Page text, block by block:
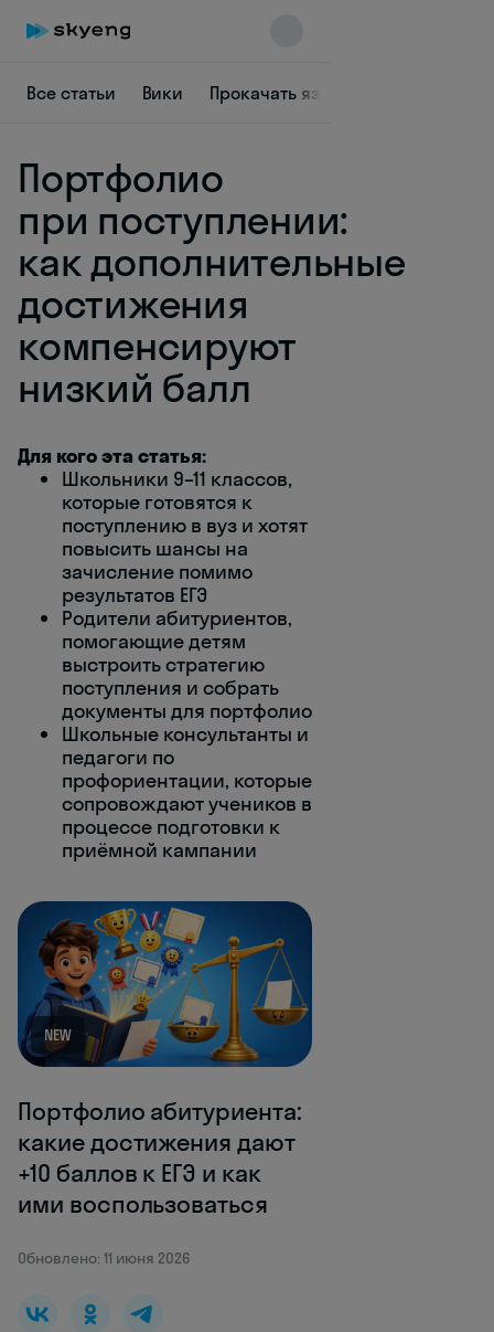
Все статьи Вики Прокачать язык
Портфолио
при поступлении:
как дополнительные
достижения
компенсируют
низкий балл
Для кого эта статья:
Школьники 9–11 классов,
которые готовятся к
поступлению в вуз и хотят
повысить шансы на
зачисление помимо
результатов ЕГЭ
Родители абитуриентов,
помогающие детям
выстроить стратегию
поступления и собрать
документы для портфолио
Школьные консультанты и
педагоги по
профориентации, которые
сопровождают учеников в
процессе подготовки к
приёмной кампании
NEW
Портфолио абитуриента:
какие достижения дают
+10 баллов к ЕГЭ и как
ими воспользоваться
Обновлено: 11 июня 2026
Skyeng Chat
online